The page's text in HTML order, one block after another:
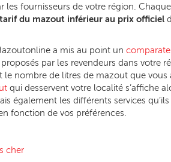
fournisseurs de votre région.
tarif du mazout inférieur au prix officiel
a mis au point un
par les revendeurs dans votre
nombre de litres de mazout que vous
qui desservent votre localité s’affiche
également les différents services
fonction de vos préférences.
cher